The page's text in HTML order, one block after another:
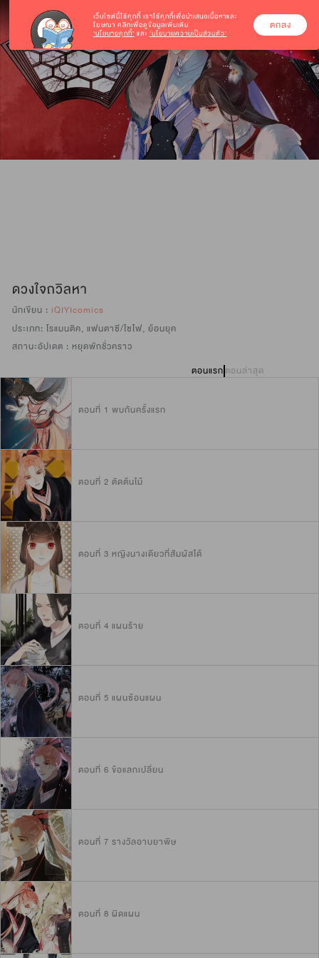
ดวงใจถวิลหา
นักเขียน : iQIYIcomics
ประเภท: โรแมนติค, แฟนตาซี/ไซไฟ, ย้อนยุค
สถานะอัปเดต : หยุดพักชั่วคราว
ตอนแรกตอนล่าสุด
ตอนที่ 1 พบกันครั้งแรก
ตอนที่ 2 ตัดต้นไม้
ตอนที่ 3 หญิงนางเดียวที่สัมผัสได้
ตอนที่ 4 แผนร้าย
ตอนที่ 5 แผนซ้อนแผน
ตอนที่ 6 ข้อแลกเปลี่ยน
ตอนที่ 7 รางวัลอาบยาพิษ
ตอนที่ 8 ผิดแผน
เว็บไซต์นี้ใช้คุกกี้ เราใช้คุกกี้เพื่อนำเสนอเนื้อหาและ
โฆษณา คลิกเพื่อดูข้อมูลเพิ่มเติม
‘นโยบายคุกกี้’ และ ‘นโยบายความเป็นส่วนตัว’
ตกลง